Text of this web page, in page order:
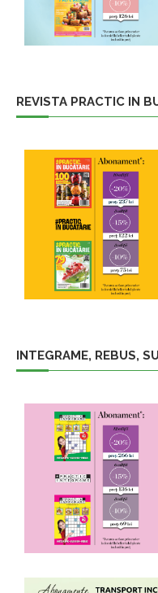
REVISTA PRACTIC IN
INTEGRAME, REBUS,